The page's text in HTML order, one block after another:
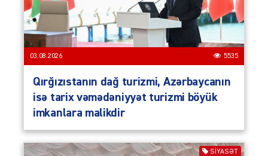
03.08.2026 5535
Qırğızıstanın dağ turizmi, Azərbaycanın
isə tarix vəmədəniyyət turizmi böyük
imkanlara malikdir
SIYASƏT